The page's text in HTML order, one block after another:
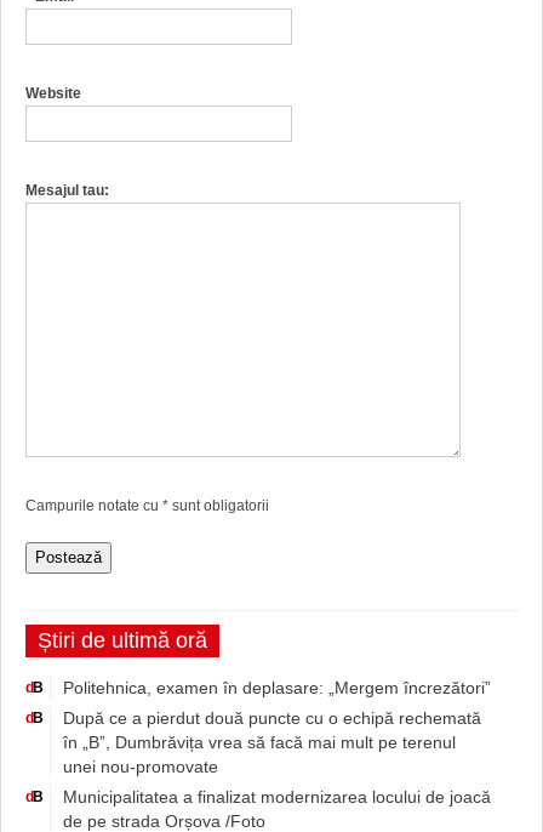
Website
Mesajul tau:
Campurile notate cu * sunt obligatorii
Știri de ultimă oră
dB Politehnica, examen în deplasare: „Mergem încrezători”
dB
După ce a pierdut două puncte cu o echipă rechemată
în „B”, Dumbrăvița vrea să facă mai mult pe terenul
unei nou-promovate
dB
Municipalitatea a finalizat modernizarea locului de joacă
de pe strada Orșova /Foto